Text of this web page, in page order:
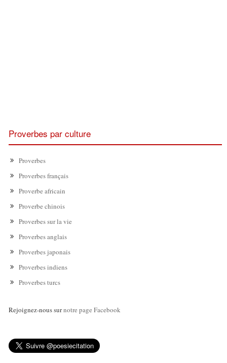
Proverbes par culture
Proverbes
Proverbes français
Proverbe africain
Proverbe chinois
Proverbes sur la vie
Proverbes anglais
Proverbes japonais
Proverbes indiens
Proverbes turcs
Rejoignez-nous surnotre page Facebook